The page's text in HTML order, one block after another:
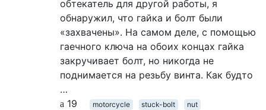
обтекатель для другой работы, я
обнаружил, что гайка и болт были
«захвачены». На самом деле, с помощью
гаечного ключа на обоих концах гайка
закручивает болт, но никогда не
поднимается на резьбу винта. Как будто
…
19
motorcycle stuck-bolt nut